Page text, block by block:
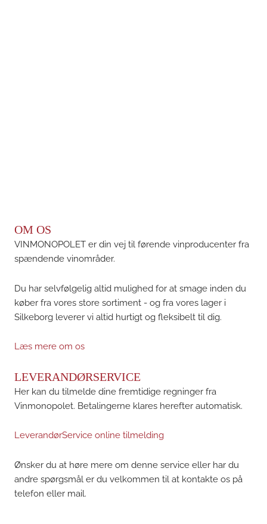
OM OS
VINMONOPOLET er din vej til førende vinproducenter fra
spændende vinområder.
Du har selvfølgelig altid mulighed for at smage inden du
køber fra vores store sortiment - og fra vores lager i
Silkeborg leverer vi altid hurtigt og fleksibelt til dig.
Læs mere om os
LEVERANDØRSERVICE
Her kan du tilmelde dine fremtidige regninger fra
Vinmonopolet. Betalingerne klares herefter automatisk.
LeverandørService online tilmelding
Ønsker du at høre mere om denne service eller har du
andre spørgsmål er du velkommen til at kontakte os på
telefon eller mail.